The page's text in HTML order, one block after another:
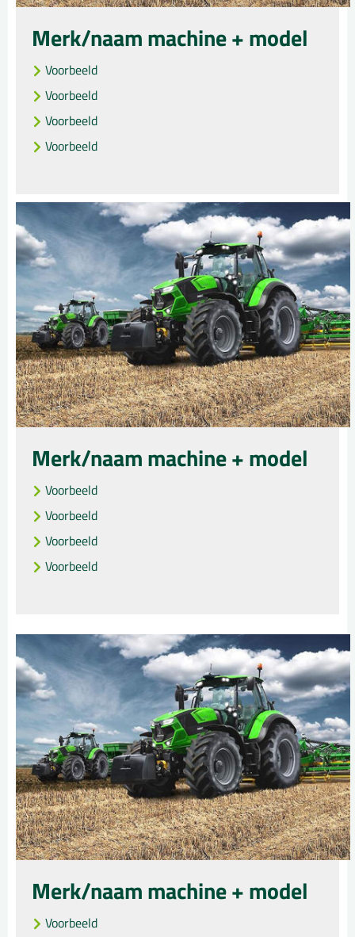
Merk/naam machine + model
Voorbeeld
Voorbeeld
Voorbeeld
Voorbeeld
Merk/naam machine + model
Voorbeeld
Voorbeeld
Voorbeeld
Voorbeeld
Merk/naam machine + model
Voorbeeld